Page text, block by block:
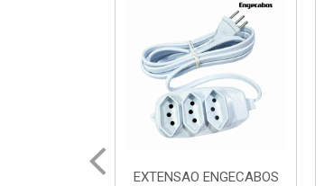
FILTRO DE LINHA